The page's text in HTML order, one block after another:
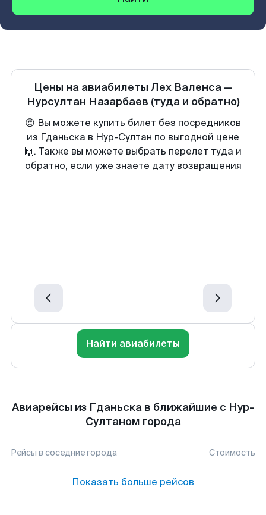
Цены на авиабилеты Лех Валенса —
Нурсултан Назарбаев (туда и обратно)
😍 Вы можете купить билет без посредников
из Гданьска в Нур-Султан по выгодной цене
🙌. Также вы можете выбрать перелет туда и
обратно, если уже знаете дату возвращения
Найти авиабилеты
Авиарейсы из Гданьска в ближайшие с Нур-
Султаном города
Рейсы в соседние города Стоимость
Показать больше рейсов